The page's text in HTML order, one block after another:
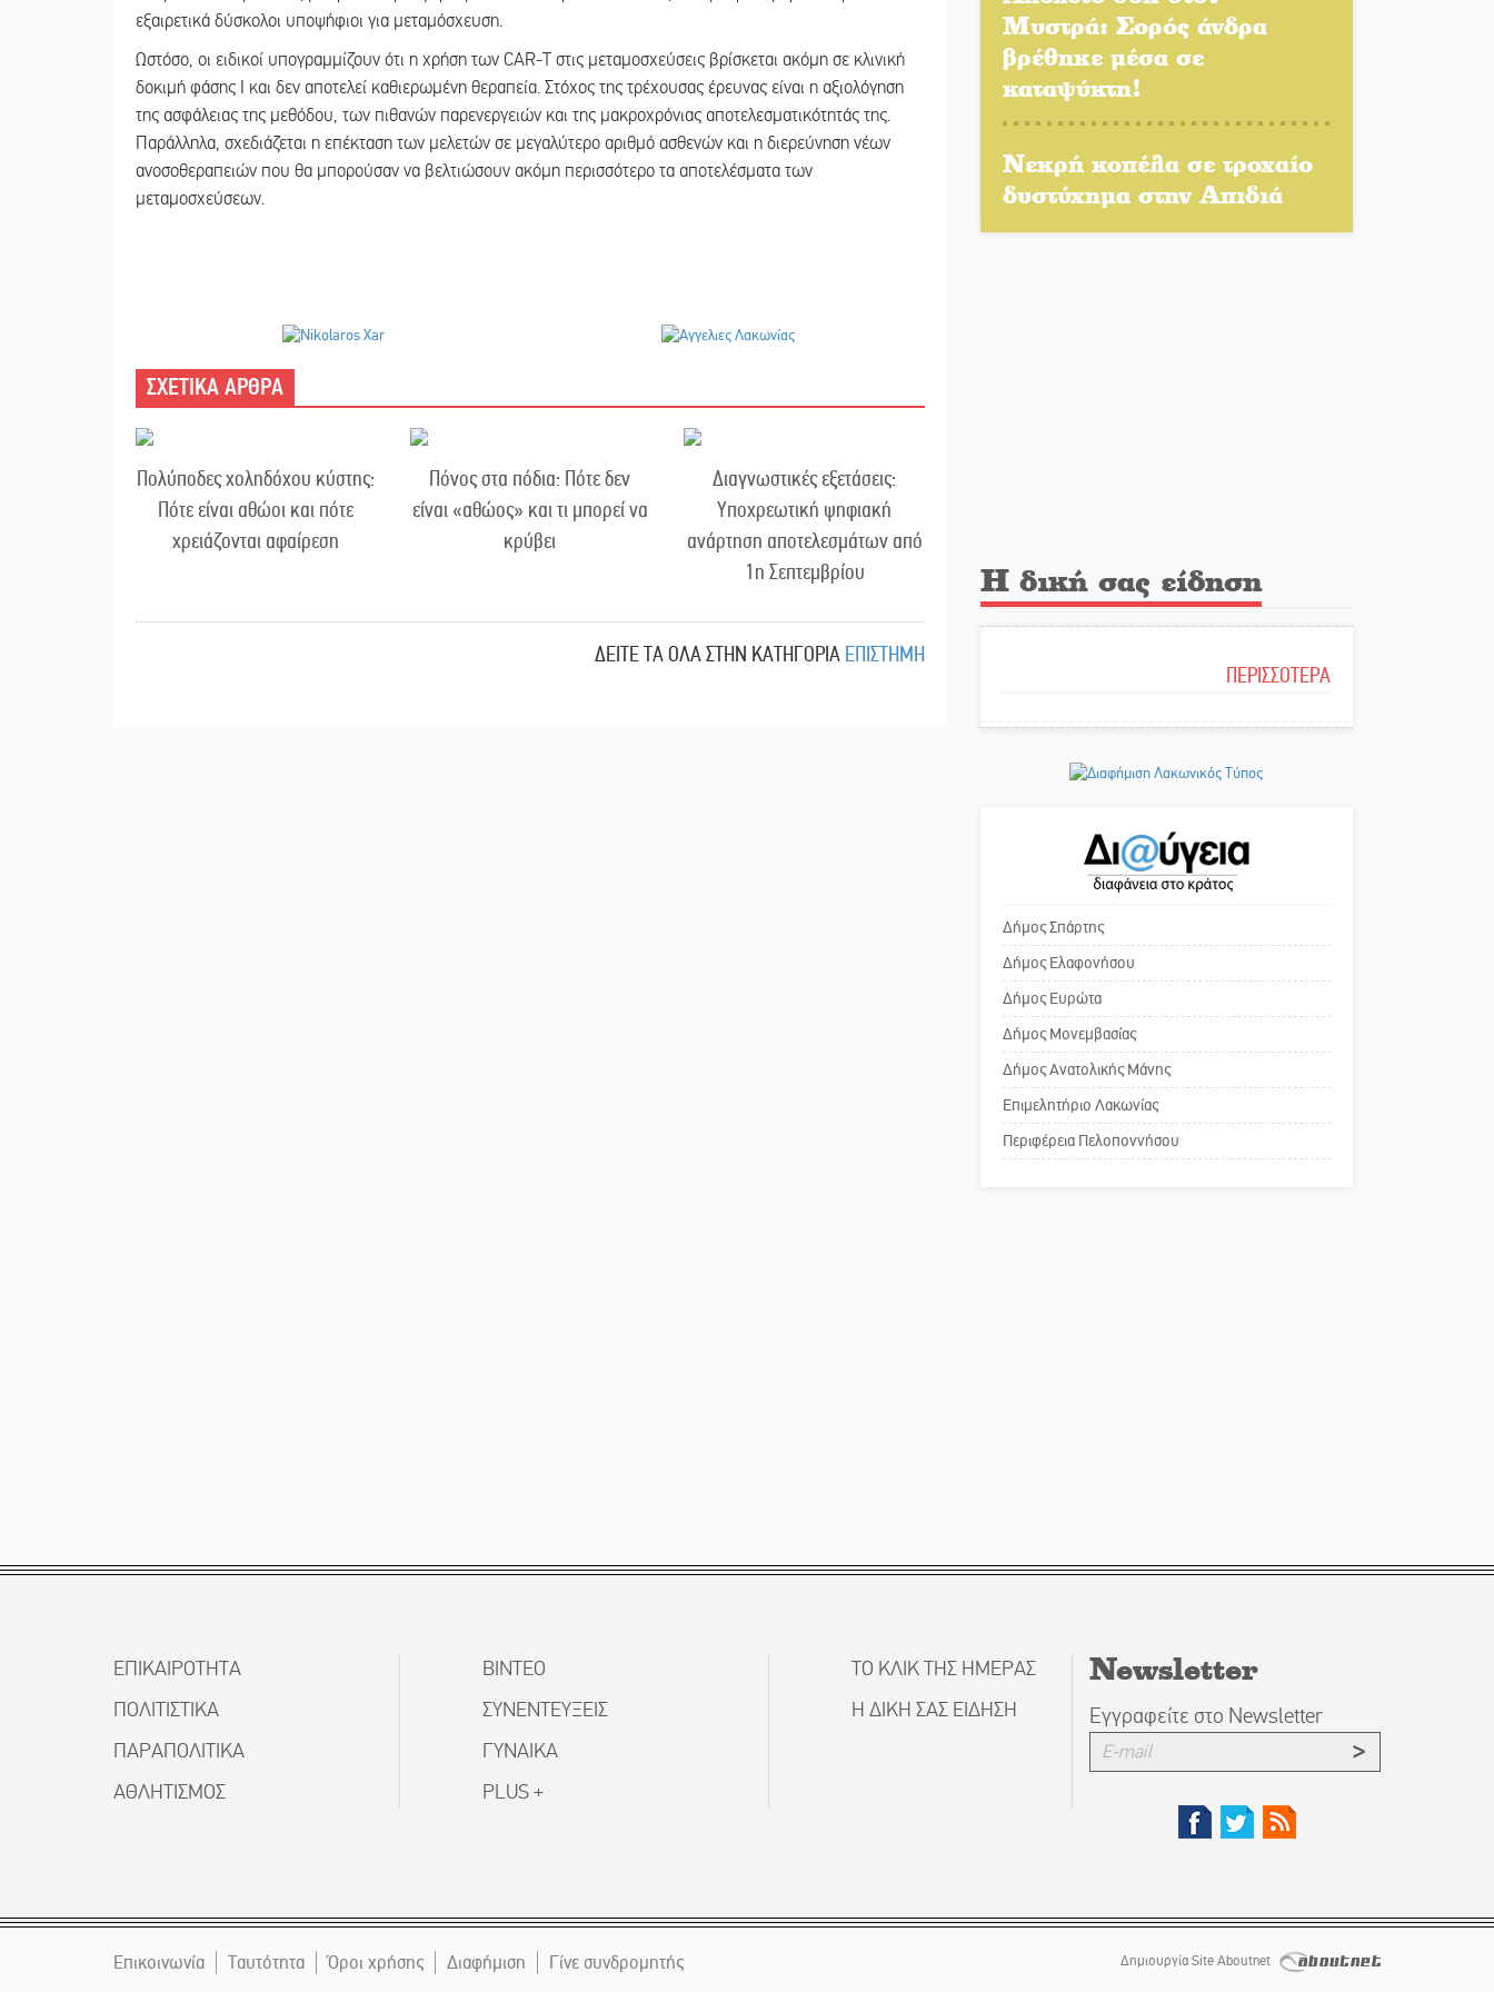
εξαιρετικά δύσκολοι υποψήφιοι για μεταμόσχευση.
Ωστόσο, οι ειδικοί υπογραμμίζουν ότι η χρήση των CAR-T στις μεταμοσχεύσεις βρίσκεται ακόμη σε κλινική
δοκιμή φάσης Ι και δεν αποτελεί καθιερωμένη θεραπεία. Στόχος της τρέχουσας έρευνας είναι η αξιολόγηση
της ασφάλειας της μεθόδου, των πιθανών παρενεργειών και της μακροχρόνιας αποτελεσματικότητάς της.
Παράλληλα, σχεδιάζεται η επέκταση των μελετών σε μεγαλύτερο αριθμό ασθενών και η διερεύνηση νέων
ανοσοθεραπειών που θα μπορούσαν να βελτιώσουν ακόμη περισσότερο τα αποτελέσματα των
μεταμοσχεύσεων.
ΣΧΕΤΙΚΑ ΑΡΘΡΑ
Πολύποδες χοληδόχου κύστης:
Πότε είναι αθώοι και πότε
χρειάζονται αφαίρεση
Πόνος στα πόδια: Πότε δεν
είναι «αθώος» και τι μπορεί να
κρύβει
Διαγνωστικές εξετάσεις:
Υποχρεωτική ψηφιακή
ανάρτηση αποτελεσμάτων από
1η Σεπτεμβρίου
ΔΕΙΤΕ ΤΑ ΟΛΑ ΣΤΗΝ ΚΑΤΗΓΟΡΙΑ ΕΠΙΣΤΗΜΗ
Μυστρά: Σορός άνδρα
βρέθηκε μέσα σε
καταψύκτη!
Νεκρή κοπέλα σε τροχαίο
δυστύχημα στην Απιδιά
Η δική σας είδηση
ΠΕΡΙΣΣΟΤΕΡΑ
Δήμος Σπάρτης
Δήμος Ελαφονήσου
Δήμος Ευρώτα
Δήμος Μονεμβασίας
Δήμος Ανατολικής Μάνης
Επιμελητήριο Λακωνίας
Περιφέρεια Πελοποννήσου
ΕΠΙΚΑΙΡΟΤΗΤΑ
ΠΟΛΙΤΙΣΤΙΚΑ
ΠΑΡΑΠΟΛΙΤΙΚΑ
ΑΘΛΗΤΙΣΜΟΣ
ΒΙΝΤΕΟ
ΣΥΝΕΝΤΕΥΞΕΙΣ
ΓΥΝΑΙΚΑ
PLUS +
ΤΟ ΚΛΙΚ ΤΗΣ ΗΜΕΡΑΣ
Η ΔΙΚΗ ΣΑΣ ΕΙΔΗΣΗ
Newsletter
Εγγραφείτε στο Newsletter
Επικοινωνία Ταυτότητα Όροι χρήσης Διαφήμιση Γίνε συνδρομητής Δημιουργία Site Aboutnet